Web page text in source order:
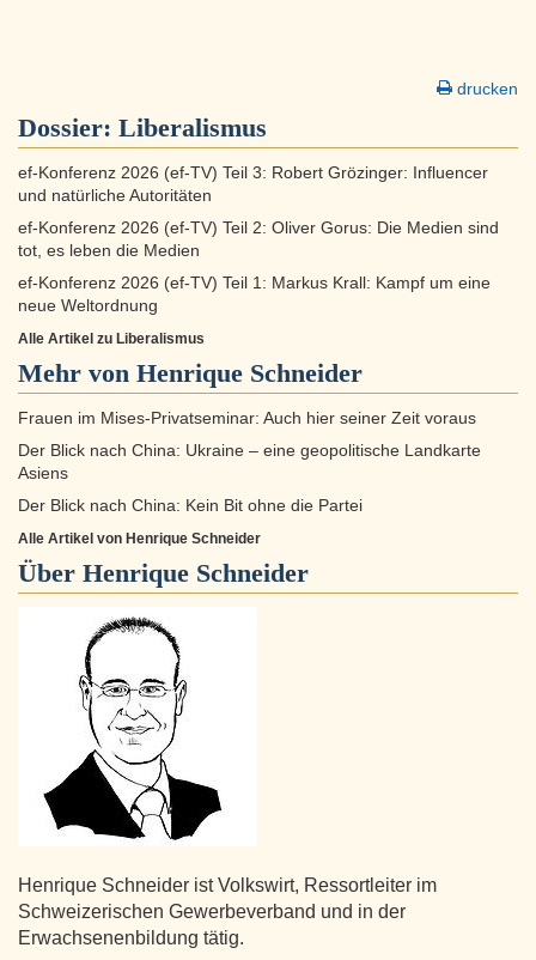
drucken
Dossier: Liberalismus
ef-Konferenz 2026 (ef-TV) Teil 3: Robert Grözinger: Influencer
und natürliche Autoritäten
ef-Konferenz 2026 (ef-TV) Teil 2: Oliver Gorus: Die Medien sind
tot, es leben die Medien
ef-Konferenz 2026 (ef-TV) Teil 1: Markus Krall: Kampf um eine
neue Weltordnung
Alle Artikel zu Liberalismus
Mehr von Henrique Schneider
Frauen im Mises-Privatseminar: Auch hier seiner Zeit voraus
Der Blick nach China: Ukraine – eine geopolitische Landkarte
Asiens
Der Blick nach China: Kein Bit ohne die Partei
Alle Artikel von Henrique Schneider
Über Henrique Schneider
Henrique Schneider ist Volkswirt, Ressortleiter im
Schweizerischen Gewerbeverband und in der
Erwachsenenbildung tätig.